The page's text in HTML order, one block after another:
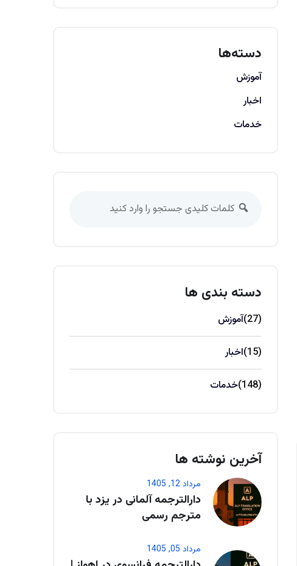
دسته‌ها
آموزش
اخبار
خدمات
دسته بندی ها
آموزش (27)
اخبار (15)
خدمات (148)
آخرین نوشته ها
مرداد 12, 1405
دارالترجمه آلمانی در یزد با
مترجم رسمی
مرداد 05, 1405